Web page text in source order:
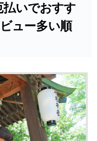
いでおすす
ュー多い順